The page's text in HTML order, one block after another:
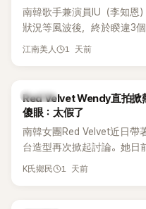
南韓歌手兼演員IU（李知恩
狀況等風波後，終於睽違3
張近況照，讓大批粉絲又驚
江南美人 1 天前
K-POP
Red Velvet Wendy直拍掀
傻眼：太假了
南韓女團Red Velvet近日帶
台造型再次掀起討論。她日
被質疑在舞台上使用臀墊，
K氏鄉民 1 天前